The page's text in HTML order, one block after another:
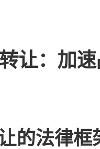
让：加
的法律框